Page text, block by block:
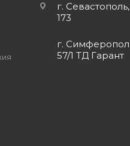
г.
173
г.
57/1 ТД Гарант